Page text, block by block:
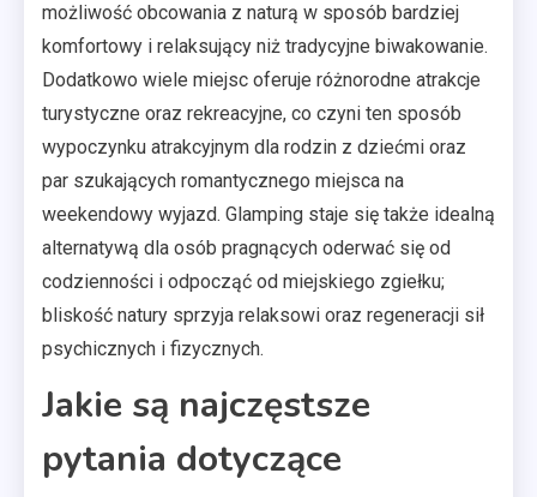
możliwość obcowania z naturą w sposób bardziej
komfortowy i relaksujący niż tradycyjne biwakowanie.
Dodatkowo wiele miejsc oferuje różnorodne atrakcje
turystyczne oraz rekreacyjne, co czyni ten sposób
wypoczynku atrakcyjnym dla rodzin z dziećmi oraz
par szukających romantycznego miejsca na
weekendowy wyjazd. Glamping staje się także idealną
alternatywą dla osób pragnących oderwać się od
codzienności i odpocząć od miejskiego zgiełku;
bliskość natury sprzyja relaksowi oraz regeneracji sił
psychicznych i fizycznych.
Jakie są najczęstsze
pytania dotyczące